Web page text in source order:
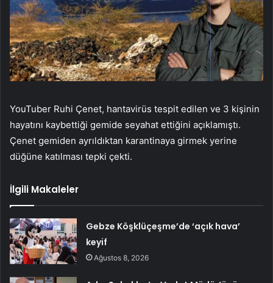
YouTuber Ruhi Çenet, hantavirüs tespit edilen ve 3 kişinin
hayatını kaybettiği gemide seyahat ettiğini açıklamıştı.
Çenet gemiden ayrıldıktan karantinaya girmek yerine
düğüne katılması tepki çekti.
İlgili Makaleler
Gebze Köşklüçeşme’de ‘açık hava’
keyif
Ağustos 8, 2026